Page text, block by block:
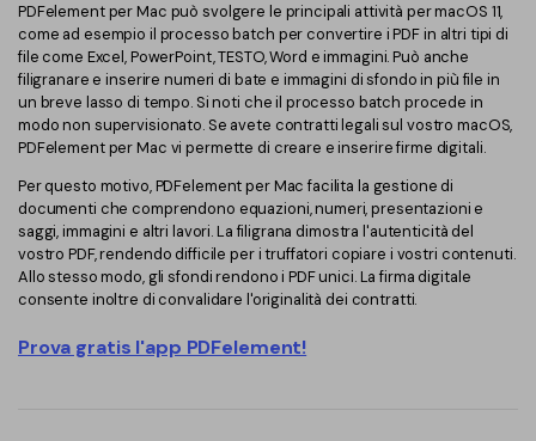
PDFelement per Mac può svolgere le principali attività per macOS 11,
come ad esempio il processo batch per convertire i PDF in altri tipi di
file come Excel, PowerPoint, TESTO, Word e immagini. Può anche
filigranare e inserire numeri di bate e immagini di sfondo in più file in
un breve lasso di tempo. Si noti che il processo batch procede in
modo non supervisionato. Se avete contratti legali sul vostro macOS,
PDFelement per Mac vi permette di creare e inserire firme digitali.
Per questo motivo, PDFelement per Mac facilita la gestione di
documenti che comprendono equazioni, numeri, presentazioni e
saggi, immagini e altri lavori. La filigrana dimostra l'autenticità del
vostro PDF, rendendo difficile per i truffatori copiare i vostri contenuti.
Allo stesso modo, gli sfondi rendono i PDF unici. La firma digitale
consente inoltre di convalidare l'originalità dei contratti.
Prova gratis l'app PDFelement!